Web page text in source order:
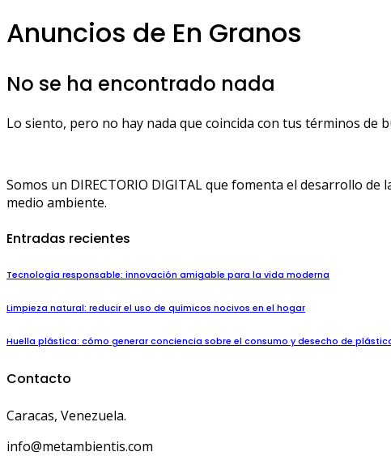
Anuncios de En Granos
No se ha encontrado nada
Lo siento, pero no hay nada que coincida con tus términos de
Somos un DIRECTORIO DIGITAL que fomenta el desarrollo
medio ambiente.
Entradas recientes
Tecnología responsable: innovación amigable para la vida moderna
Limpieza natural: reducir el uso de químicos nocivos en el hogar
Huella plástica: cómo generar conciencia sobre el consumo y desecho de
Contacto
Caracas, Venezuela.
info@metambientis.com